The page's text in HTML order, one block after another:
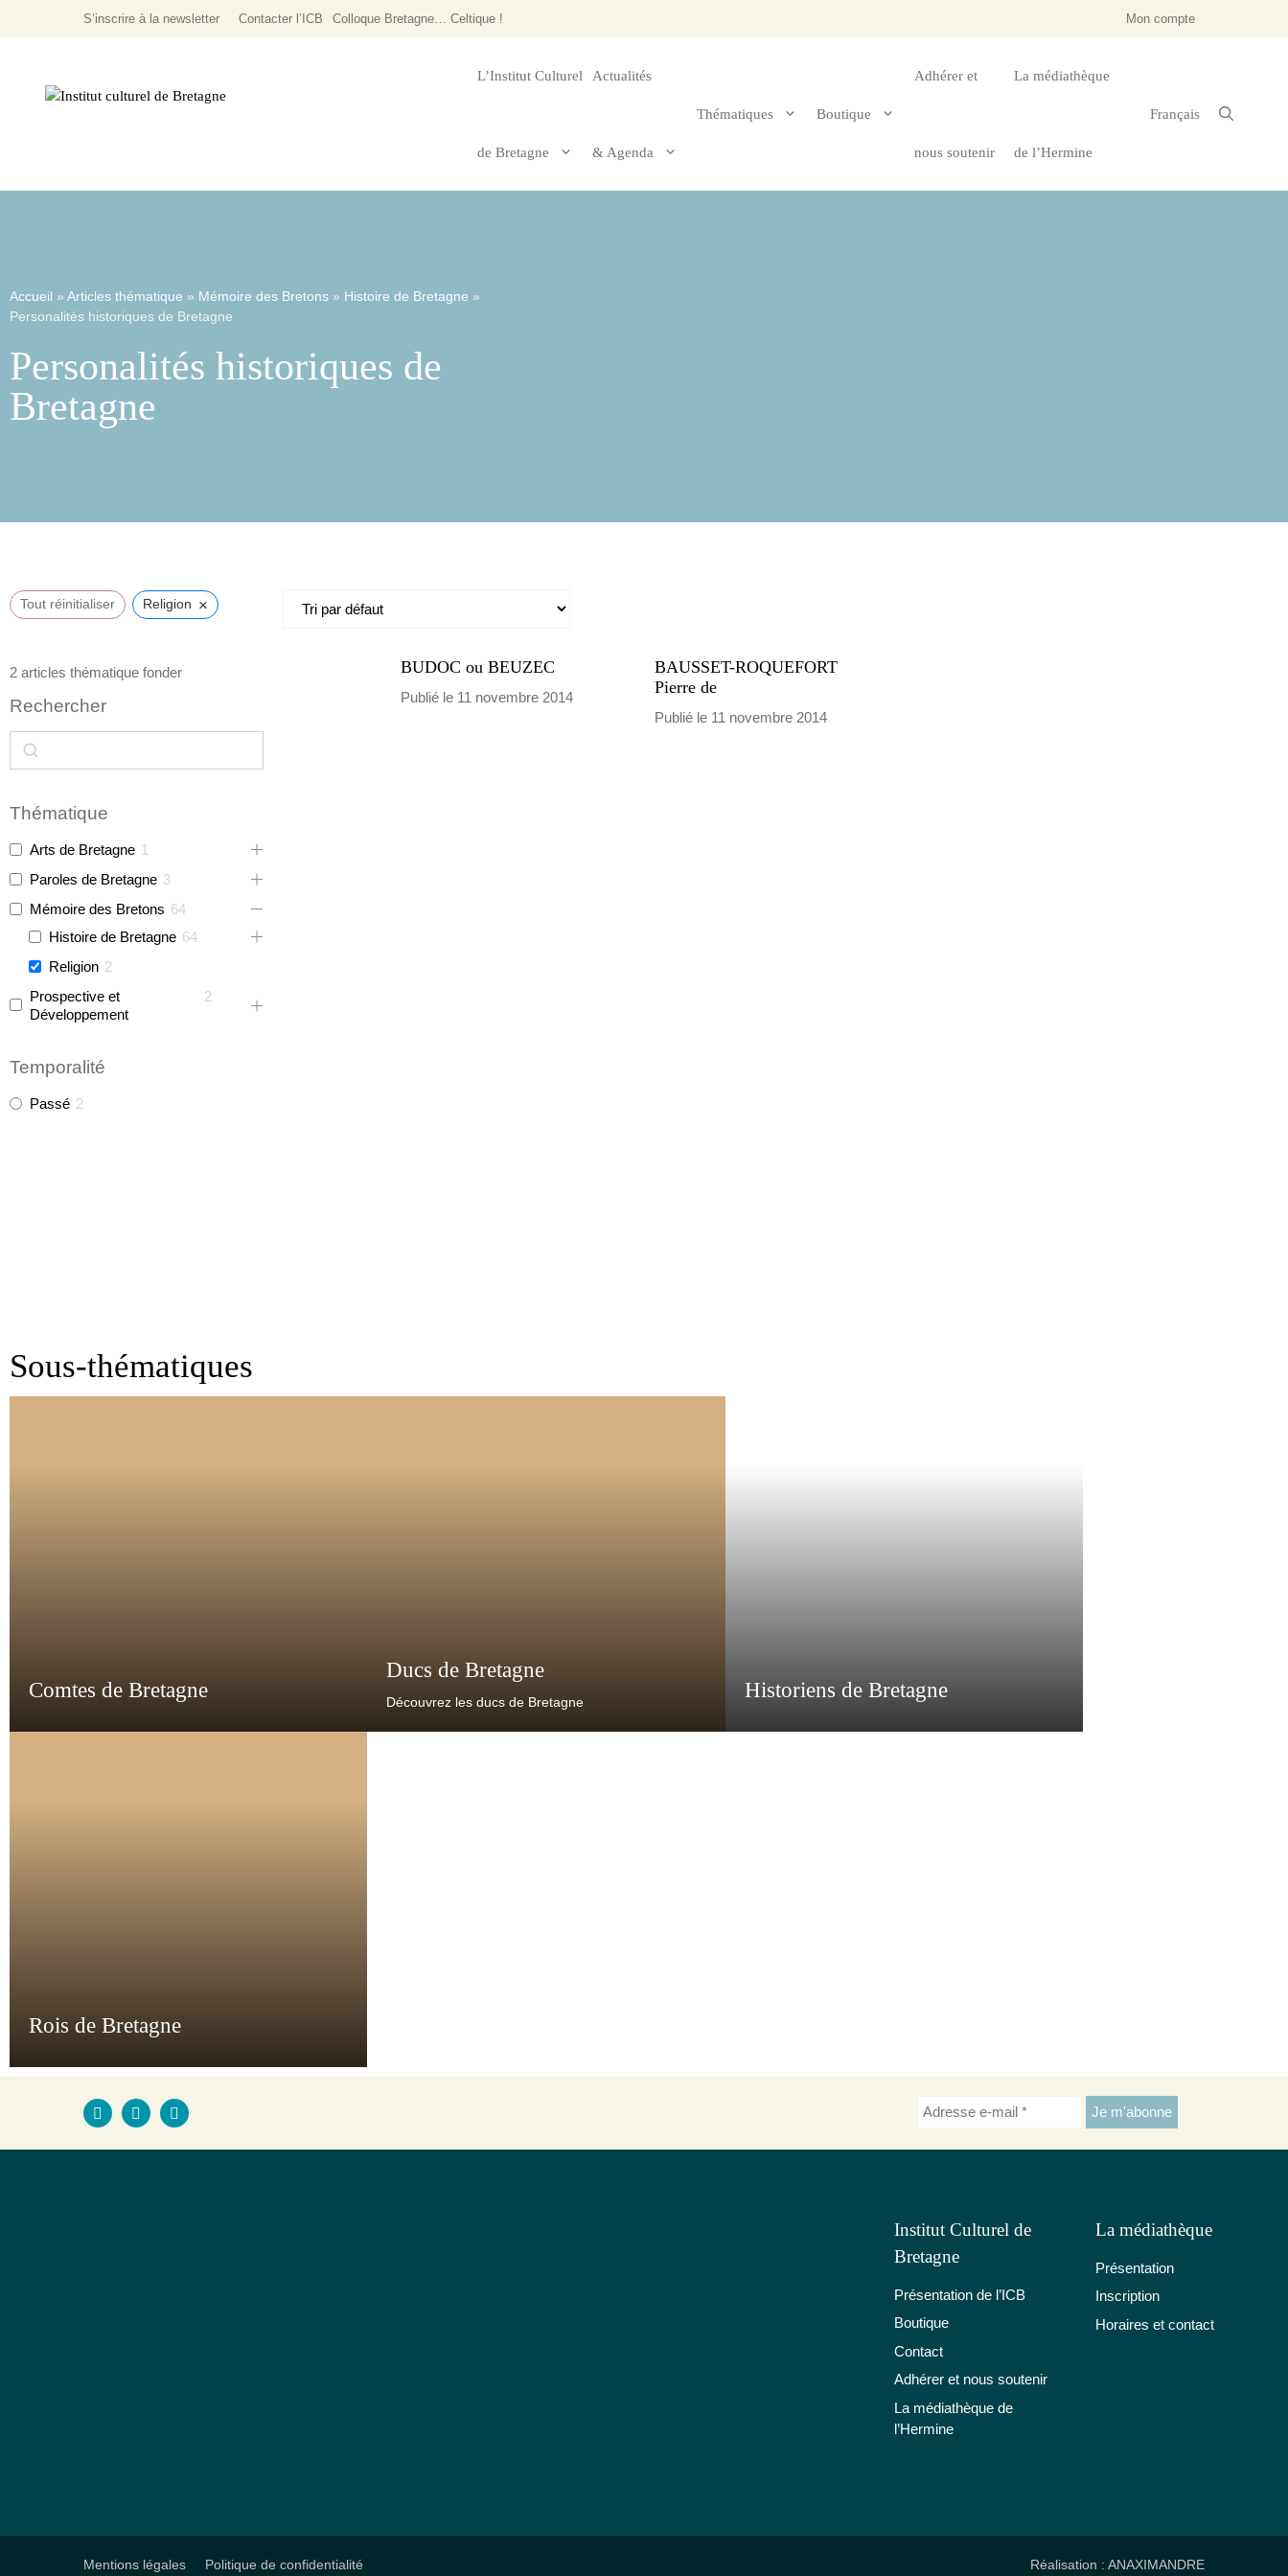
S’inscrire à la newsletter Contacter l’ICB Mon compte
Colloque Bretagne… Celtique !
L’Institut Culturel
de Bretagne
Actualités
& Agenda
Thématiques
Passé
Présent
Boutique
Adhérer et
nous soutenir
La médiathèque
de l’Hermine
Français
Accueil » Articles thématique » Mémoire des Bretons » Histoire de Bretagne »
Personalités historiques de Bretagne
Personalités historiques de
Bretagne
Tout réinitialiser Religion ×
2 articles thématique fonder
Rechercher
Thématique
Arts de Bretagne 1
Paroles de Bretagne 3
Mémoire des Bretons 64
Histoire de Bretagne 64
Religion 2
Prospective et
Développement
2
Temporalité
Passé 2
BUDOC ou BEUZEC
Publié le 11 novembre 2014
BAUSSET-ROQUEFORT
Pierre de
Publié le 11 novembre 2014
Sous-thématiques
Comtes de Bretagne
Ducs de Bretagne
Découvrez les ducs de Bretagne Historiens de Bretagne
Rois de Bretagne
Institut Culturel de
Bretagne
Présentation de l’ICB
Boutique
Contact
Adhérer et nous soutenir
La médiathèque de
l’Hermine
La médiathèque
Présentation
Inscription
Horaires et contact
Mentions légales Politique de confidentialité Réalisation : ANAXIMANDRE